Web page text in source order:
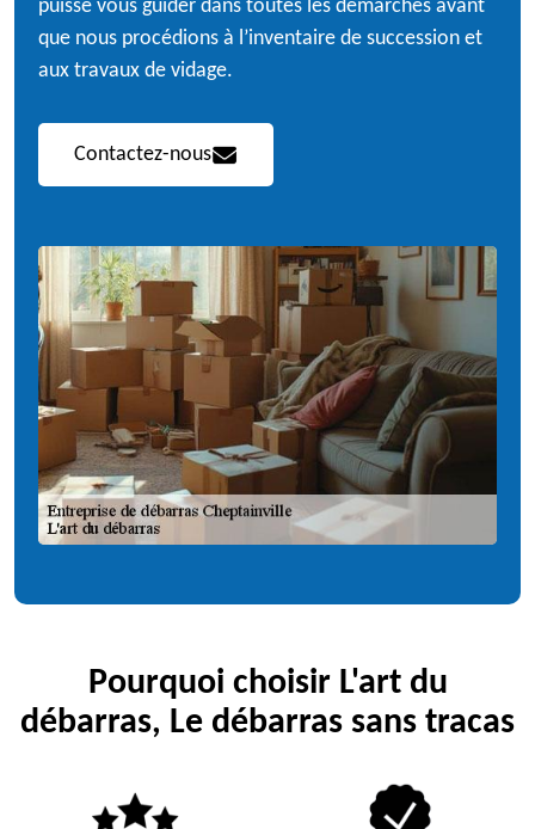
puisse vous guider dans toutes les démarches avant
que nous procédions à l’inventaire de succession et
aux travaux de vidage.
Contactez-nous
Pourquoi choisir L'art du
débarras, Le débarras sans tracas